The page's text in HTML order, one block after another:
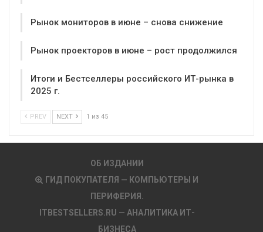
Рынок мониторов в июне – снова снижение
Рынок проекторов в июне – рост продолжился
Итоги и Бестселлеры российского ИТ-рынка в
2025 г.
PREV NEXT 1 из 45
ОБ ИЗДАНИИ
ГИД ПОКУПАТЕЛЯ — КОМПЬЮТЕРЫ И
ПЕРИФЕРИЯ.
ITBESTSELLERS.RU — АНАЛИТИКА ИТ-
БИЗНЕСА